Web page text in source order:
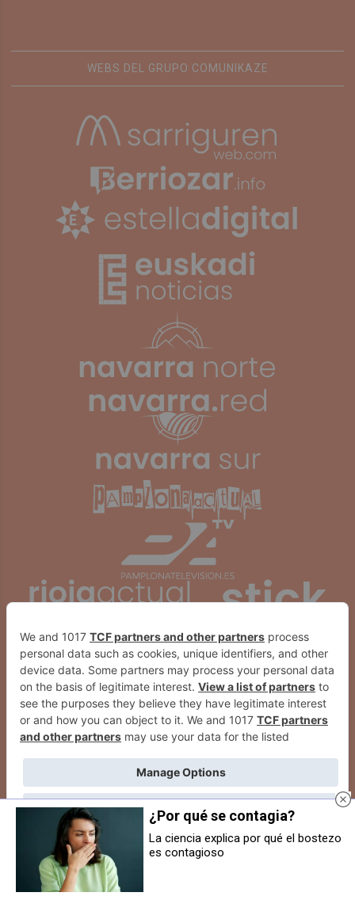
WEBS DEL GRUPO COMUNIKAZE
Euskarabidea lanza “Euskera
ahora”, la nueva campaña para
fomentar el aprendizaje de este
idioma
Denuncian que jóvenes
¿Por qué se contagia?
La ciencia explica por qué el bostezo
es contagioso